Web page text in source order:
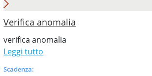
Verifica anomalia
verifica anomalia
Leggi tutto
Scadenza: